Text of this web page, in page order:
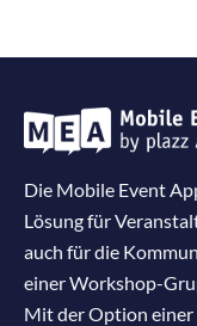
Die Mobile Event
Lösung für
auch für die
einer Workshop-
Mit der Option